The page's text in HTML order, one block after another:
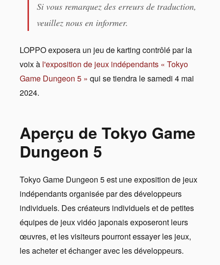
Si vous remarquez des erreurs de traduction,
veuillez nous en informer.
LOPPO exposera un jeu de karting contrôlé par la
voix à l'exposition de jeux indépendants « Tokyo
Game Dungeon 5 » qui se tiendra le samedi 4 mai
2024.
Aperçu de Tokyo Game
Dungeon 5
Tokyo Game Dungeon 5 est une exposition de jeux
indépendants organisée par des développeurs
individuels. Des créateurs individuels et de petites
équipes de jeux vidéo japonais exposeront leurs
œuvres, et les visiteurs pourront essayer les jeux,
les acheter et échanger avec les développeurs.